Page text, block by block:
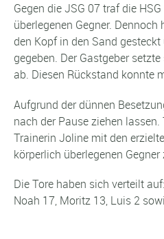
Gegen die JSG 07 traf die
überlegenen Gegner.
den Kopf in den Sand
gegeben. Der Gastgeber
ab. Diesen Rückstand konnte
Aufgrund der dünnen
nach der Pause ziehen
Trainerin Joline mit den
körperlich überlegenen Gegner
Die Tore haben sich verteilt auf:
Noah 17, Moritz 13, Luis 2